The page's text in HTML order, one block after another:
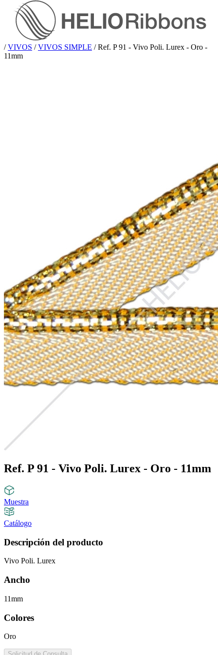
/ VIVOS / VIVOS SIMPLE / Ref. P 91 - Vivo Poli. Lurex - Oro -
11mm
Ref. P 91 - Vivo Poli. Lurex - Oro - 11mm
Muestra
Catálogo
Descripción del producto
Vivo Poli. Lurex
Ancho
11mm
Colores
Oro